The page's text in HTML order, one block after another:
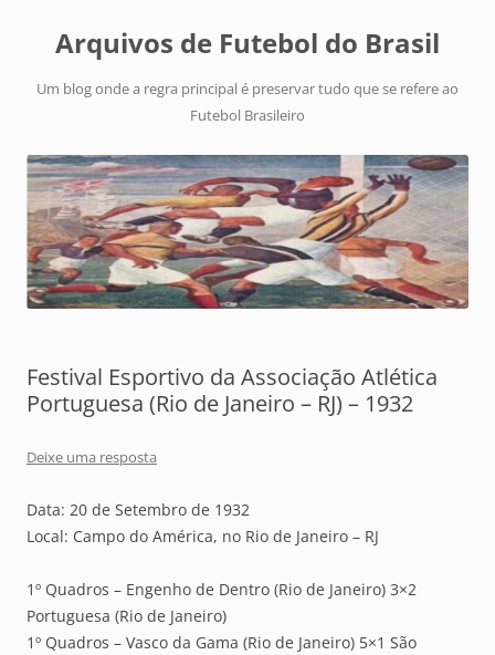
Arquivos de Futebol do Brasil
Um blog onde a regra principal é preservar tudo que se refere ao
Futebol Brasileiro
Festival Esportivo da Associação Atlética
Portuguesa (Rio de Janeiro – RJ) – 1932
Deixe uma resposta
Data: 20 de Setembro de 1932
Local: Campo do América, no Rio de Janeiro – RJ
1º Quadros – Engenho de Dentro (Rio de Janeiro) 3×2
Portuguesa (Rio de Janeiro)
1º Quadros – Vasco da Gama (Rio de Janeiro) 5×1 São